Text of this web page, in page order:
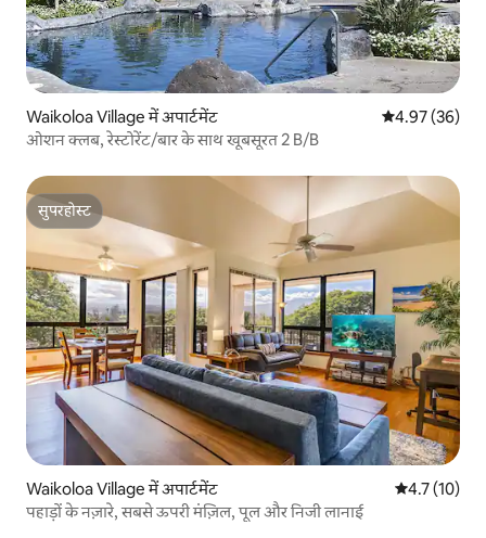
Waikoloa Village में अपार्टमेंट औसत रेटिंग 5 में
4.97 (36)
ओशन क्लब, रेस्टोरेंट/बार के साथ खूबसूरत 2 B/B
सुपरहोस्ट
सुपरहोस्ट
Waikoloa Village में अपार्टमेंट औसत रेटिंग 5
4.7 (10)
पहाड़ों के नज़ारे, सबसे ऊपरी मंज़िल, पूल और निजी लानाई